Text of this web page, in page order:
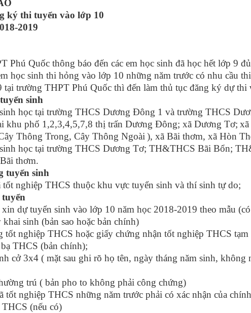
ký thi tuyển vào lớp 10
2019
Phú Quốc thông báo đến các em học sinh đã học hết lớp 9
học sinh thi hỏng vào lớp 10 những năm trước có nhu cầu
tại trường THPT Phú Quốc thì đến làm thủ tục đăng ký dự thi
sinh
học tại trường THCS Dương Đông 1 và trường THCS
khu phố 1,2,3,4,5,7,8 thị trấn Dương Đông; xã Dương Tơ;
Thông Trong, Cây Thông Ngoài ), xã Bãi thơm, xã Hòn
học tại trường THCS Dương Tơ; TH&THCS Bãi Bổn;
thơm.
tuyển sinh
tốt nghiệp THCS thuộc khu vực tuyển sinh và thí sinh tự do;
tuyển sinh vào lớp 10 năm học 2018-2019 theo mẫu (có
sinh (bản sao hoặc bản chính)
THCS hoặc giấy chứng nhận tốt nghiệp THCS tạm
(bản chính);
3x4 ( mặt sau ghi rõ họ tên, ngày tháng năm sinh, không
trú ( bản pho to không phải công chứng)
tốt nghiệp THCS những năm trước phải có xác nhận của
(nếu có)